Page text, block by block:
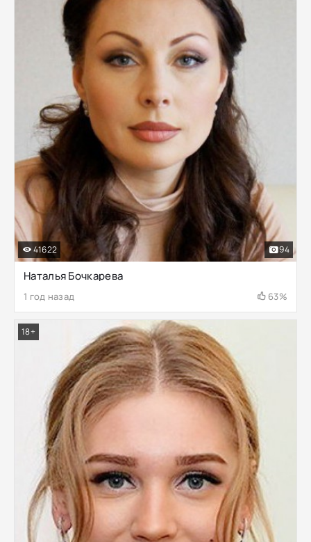
Наталья Бочкарева
1 год назад 63%
41622 94
18+